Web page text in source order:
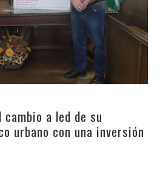
a led de su
urbano con una inversión